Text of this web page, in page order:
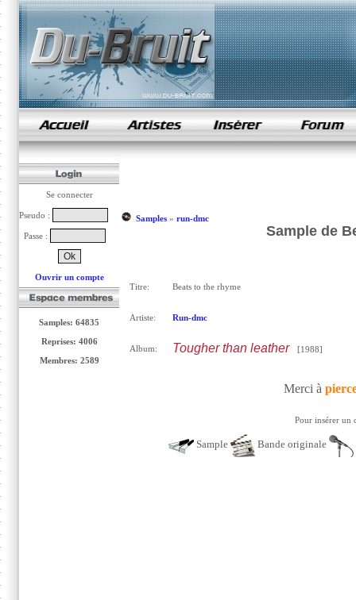
samples de rap
Se connecter
Pseudo :
Passe :
Ouvrir un compte
Samples: 64835
Reprises: 4006
Membres: 2589
Samples» run-dmc
Sample de
Titre: Beats to the rhyme
Artiste: Run-dmc
Album: Tougher than leather [1988]
Merci à
Pour insérer un
Sample Bande originale